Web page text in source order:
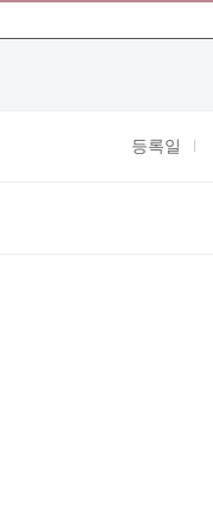
등록일